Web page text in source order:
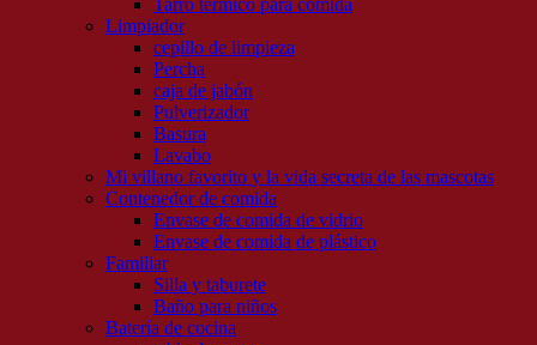
Tarro termico para comida
Limpiador
cepillo de limpieza
Percha
caja de jabón
Pulverizador
Basura
Lavabo
Mi villano favorito y la vida secreta de las mascotas
Contenedor de comida
Envase de comida de vidrio
Envase de comida de plástico
Familiar
Silla y taburete
Baño para niños
Batería de cocina